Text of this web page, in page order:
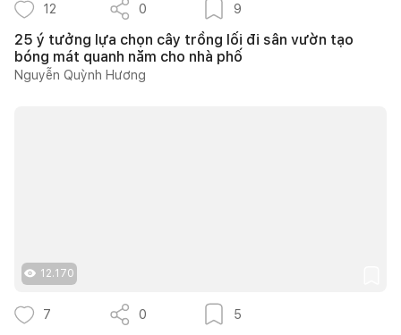
12 0 9
25 ý tưởng lựa chọn cây trồng lối đi sân vườn tạo
bóng mát quanh năm cho nhà phố
Nguyễn Quỳnh Hương
12.170
7 0 5